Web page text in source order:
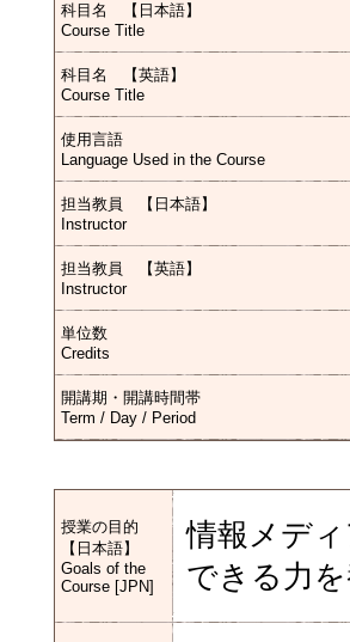
科目名 【日本語】
Course Title
科目名 【英語】
Course Title
使用言語
Language Used in the Course
担当教員 【日本語】
Instructor
担当教員 【英語】
Instructor
単位数
Credits
開講期・開講時間帯
Term / Day / Period
授業の目的
【日本語】
Goals of the
Course [JPN]
情報メデ
できる力